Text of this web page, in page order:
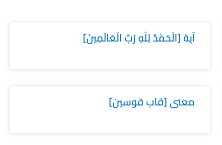
آية [الْحَمْدُ لِلَّهِ رَبِّ الْعَالَمِينَ]
معنى [قاب قوسين]